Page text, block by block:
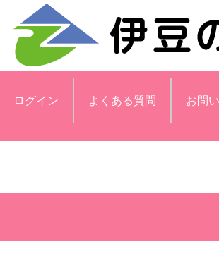
ログイン よくある質問 お問